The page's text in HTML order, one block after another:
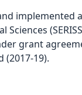
implemented
grant
(2017-19).